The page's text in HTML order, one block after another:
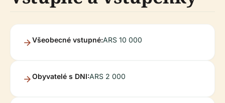
Všeobecné vstupné:ARS 10 000
Obyvatelé s DNI:ARS 2 000